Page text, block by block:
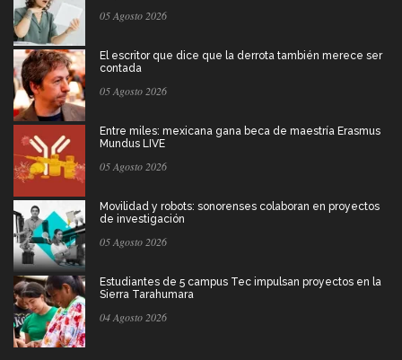
05 Agosto 2026
El escritor que dice que la derrota también merece ser
contada
05 Agosto 2026
Entre miles: mexicana gana beca de maestría Erasmus
Mundus LIVE
05 Agosto 2026
Movilidad y robots: sonorenses colaboran en proyectos
de investigación
05 Agosto 2026
Estudiantes de 5 campus Tec impulsan proyectos en la
Sierra Tarahumara
04 Agosto 2026